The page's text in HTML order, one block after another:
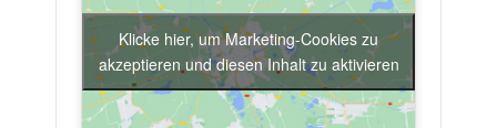
Klicke hier, um Marketing-Cookies zu
akzeptieren und diesen Inhalt zu aktivieren